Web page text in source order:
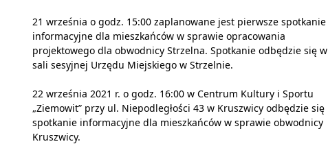
21 września o godz. 15:00 zaplanowane jest pierwsze spotkanie
informacyjne dla mieszkańców w sprawie opracowania
projektowego dla obwodnicy Strzelna. Spotkanie odbędzie się w
sali sesyjnej Urzędu Miejskiego w Strzelnie.
22 września 2021 r. o godz. 16:00 w Centrum Kultury i Sportu
„Ziemowit” przy ul. Niepodległości 43 w Kruszwicy odbędzie się
spotkanie informacyjne dla mieszkańców w sprawie obwodnicy
Kruszwicy.